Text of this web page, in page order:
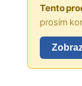
Tento
prosím